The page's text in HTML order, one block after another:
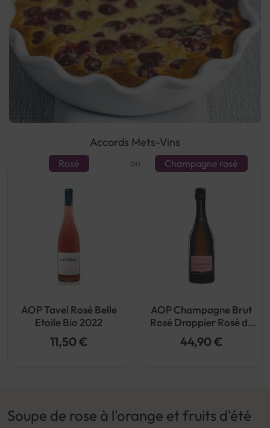
Accords Mets-Vins
ou
Rosé
AOP Tavel Rosé Belle
Etoile Bio 2022
11,50 €
Champagne rosé
AOP Champagne Brut
Rosé Drappier Rosé de
Saignée
44,90 €
Soupe de rose à l'orange et fruits d'été